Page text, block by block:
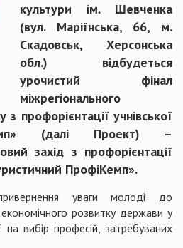
культури ім. Шевченка
(вул. Маріїнська, 66, м.
Скадовськ, Херсонська
обл.) відбудеться
урочистий фінал
міжрегіонального
з профорієнтації учнівської
(далі Проект) –
захід з профорієнтації
ПрофіКемп».
уваги молоді до
розвитку держави у
на вибір професій, затребуваних